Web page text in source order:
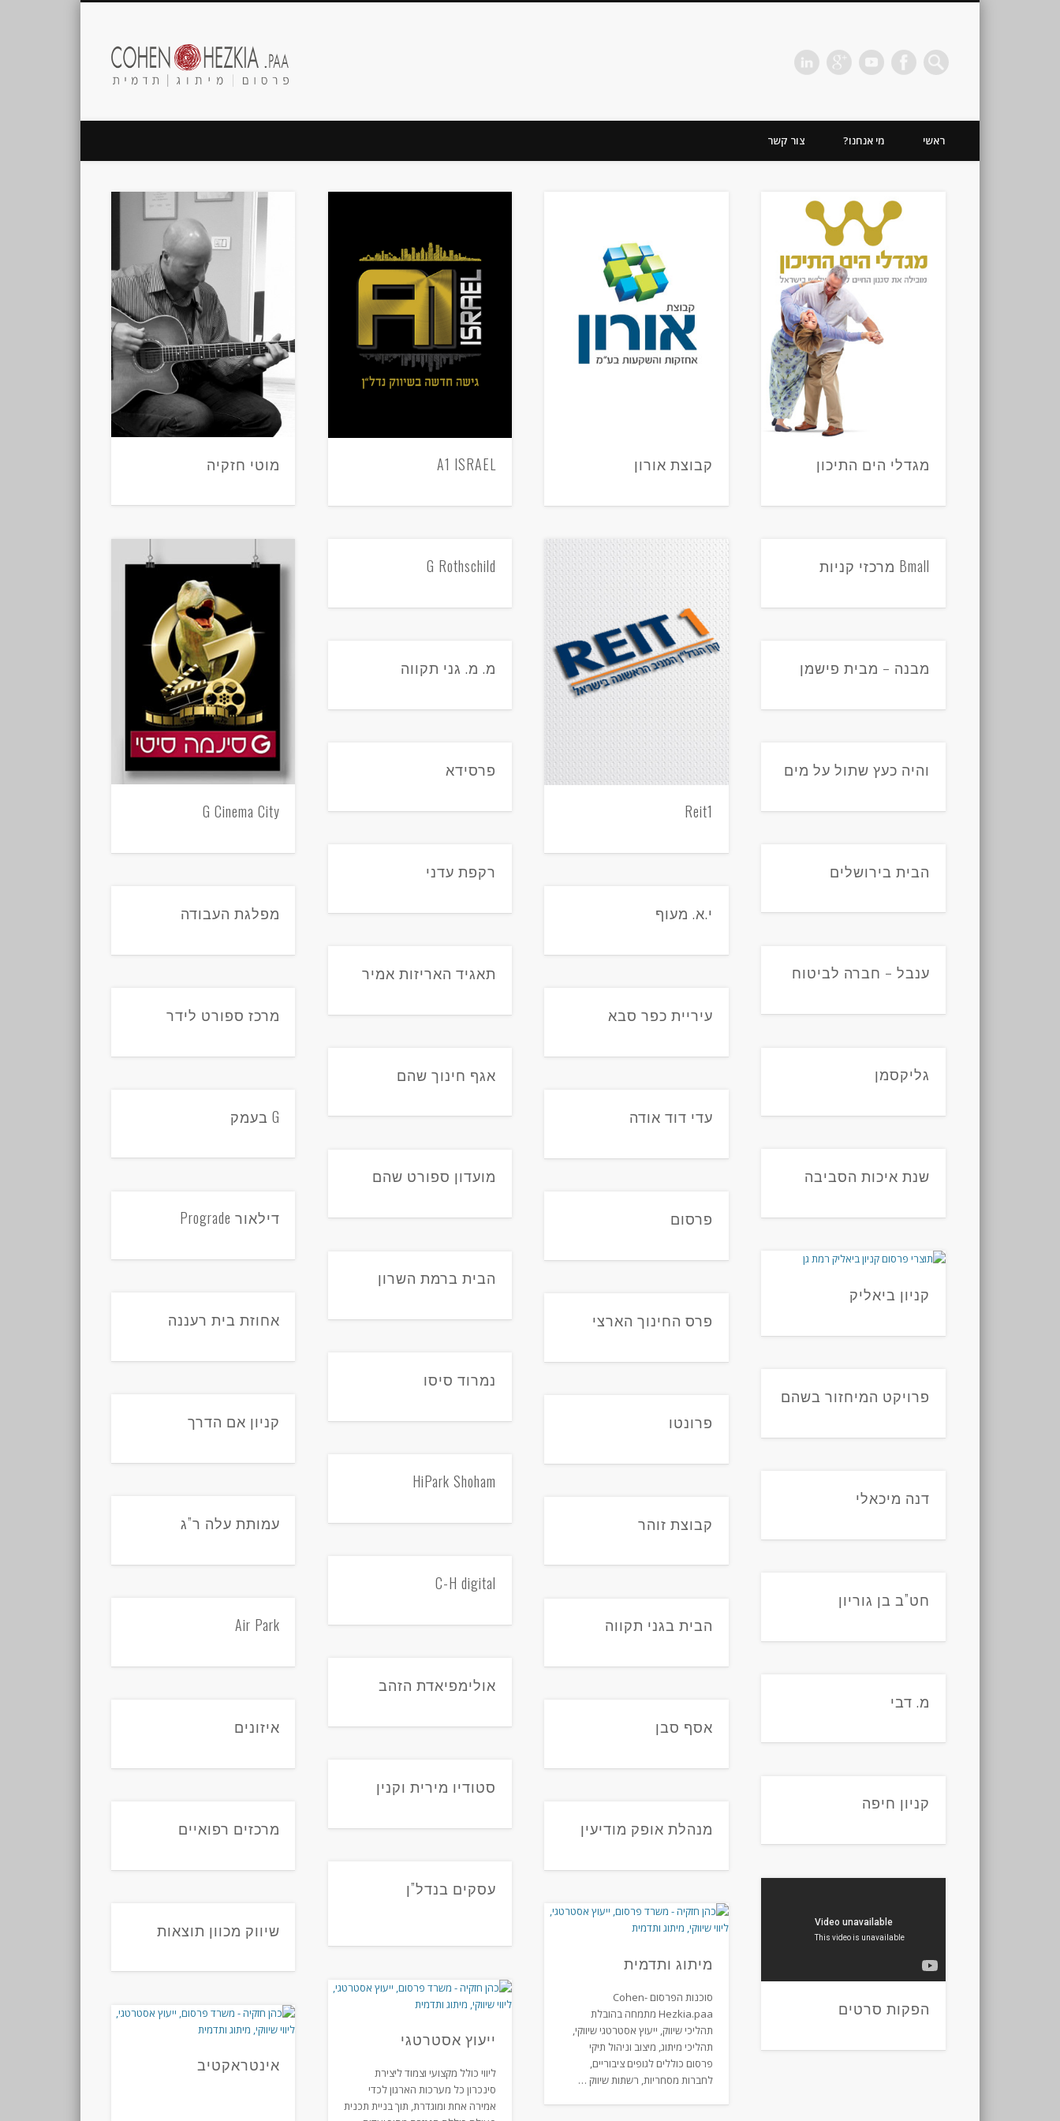
כהן חזקיה | מיתוג | תדמית | משרד פרסום
ראשי מי אנחנו? צור קשר
מוטי חזקיה A1 ISRAEL קבוצת אורון מגדלי הים התיכון
G Cinema City Reit1
Bmall מרכזי קניות G Rothschild
מבנה – מבית פישמן מ. מ. גני תקווה
והיה כעץ שתול על מים פרסידא
הבית בירושלים רקפת עדני
מפלגת העבודה י.א. מעוף
ענבל – חברה לביטוח תאגיד האריזות אמיר
מרכז ספורט לידר עיריית כפר סבא
גליקסמן אגף חינוך שהם
G בעמק עדי דוד אודה
שנת איכות הסביבה מועדון ספורט שהם
דילאור Prograde פרסום
קניון ביאליק
הבית ברמת השרון
אחוזת בית רעננה פרס החינוך הארצי
נמרוד סיסו
פרויקט המיחזור בשהם
קניון אם הדרך
פרונטו
HiPark Shoham
דנה מיכאלי
עמותת עלה ר”ג
קבוצת זוהר
C-H digital
חט”ב בן גוריון
Air Park
הבית בגני תקווה
אולימפיאדת הזהב
מ. דבי
איזונים
אסף סבן
סטודיו מירית וקנין
קניון חיפה
מרכזים רפואיים
מנהלת אופק מודיעין
עסקים בנדל”ן
הפקות סרטים
שיווק מכוון תוצאות
מיתוג ותדמית
סוכנות הפרסום Cohen-
Hezkia.paa מתמחה בהובלת
תהליכי שיווק, ייעוץ אסטרטגי שיווקי,
תהליכי מיתוג, מיצוב וניהול תיקי
פרסום כוללים לגופים ציבוריים,
לחברות מסחריות, רשתות שיווק …
ייעוץ אסטרטגי
ליווי כולל מקצועי וצמוד ליצירת
סינכרון כל מערכות הארגון לכדי
אמירה אחת ומוגדרת, תוך בניית תכנית
אינטראקטיב